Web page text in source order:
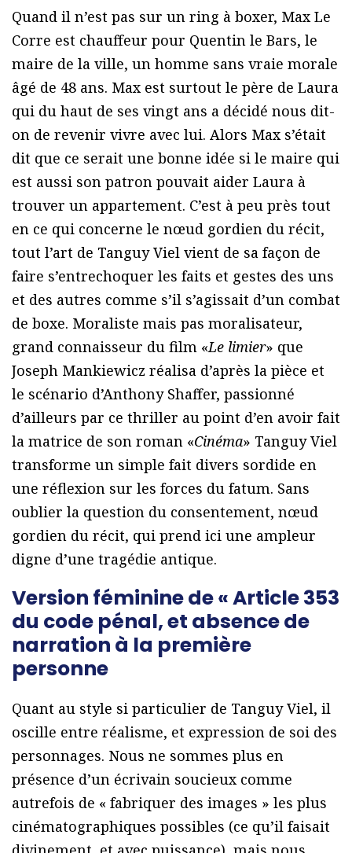
Quand il n’est pas sur un ring à boxer, Max Le
Corre est chauffeur pour Quentin le Bars, le
maire de la ville, un homme sans vraie morale
âgé de 48 ans. Max est surtout le père de Laura
qui du haut de ses vingt ans a décidé nous dit-
on de revenir vivre avec lui. Alors Max s’était
dit que ce serait une bonne idée si le maire qui
est aussi son patron pouvait aider Laura à
trouver un appartement. C’est à peu près tout
en ce qui concerne le nœud gordien du récit,
tout l’art de Tanguy Viel vient de sa façon de
faire s’entrechoquer les faits et gestes des uns
et des autres comme s’il s’agissait d’un combat
de boxe. Moraliste mais pas moralisateur,
grand connaisseur du film «Le limier» que
Joseph Mankiewicz réalisa d’après la pièce et
le scénario d’Anthony Shaffer, passionné
d’ailleurs par ce thriller au point d’en avoir fait
la matrice de son roman «Cinéma» Tanguy Viel
transforme un simple fait divers sordide en
une réflexion sur les forces du fatum. Sans
oublier la question du consentement, nœud
gordien du récit, qui prend ici une ampleur
digne d’une tragédie antique.
Version féminine de « Article 353
du code pénal, et absence de
narration à la première
personne
Quant au style si particulier de Tanguy Viel, il
oscille entre réalisme, et expression de soi des
personnages. Nous ne sommes plus en
présence d’un écrivain soucieux comme
autrefois de « fabriquer des images » les plus
cinématographiques possibles (ce qu’il faisait